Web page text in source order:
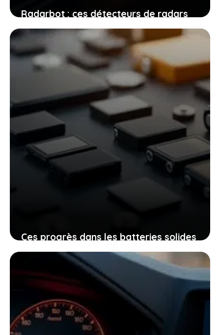
Radarbot : ces détecteurs de radars
en 2025 qui vous protègent mieux sur
la route
18 février 2026
Ces progrès dans les batteries solides
et sodium-ion qui vont électriser votre
18 février 2026